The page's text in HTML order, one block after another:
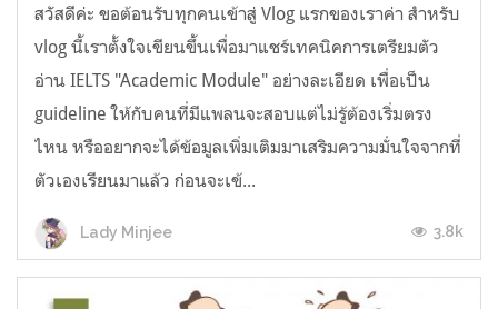
สวัสดีค่ะ ขอต้อนรับทุกคนเข้าสู่ Vlog แรกของเราค่า สำหรับ
vlog นี้เราตั้งใจเขียนขึ้นเพื่อมาแชร์เทคนิคการเตรียมตัว
อ่าน IELTS "Academic Module" อย่างละเอียด เพื่อเป็น
guideline ให้กับคนที่มีแพลนจะสอบแต่ไม่รู้ต้องเริ่มตรง
ไหน หรืออยากจะได้ข้อมูลเพิ่มเติมมาเสริมความมั่นใจจากที่
ตัวเองเรียนมาแล้ว ก่อนจะเข้...
Lady Minjee 3.8k